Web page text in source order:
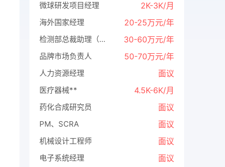
微球研发项目经理 2K-3K/月
海外国家经理 20-25万元/年
检测部总裁助理（保密招聘） 30-60万元/年
品牌市场负责人 50-70万元/年
人力资源经理 面议
医疗器械** 4.5K-6K/月
药化合成研究员 面议
PM、SCRA 面议
机械设计工程师 面议
电子系统经理 面议